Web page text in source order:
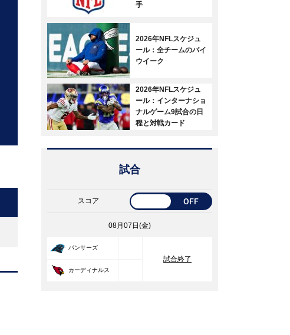
手
2026年NFLスケジュ
ール：全チームのバイ
ウイーク
2026年NFLスケジュ
ール：インターナショ
ナルゲーム9試合の日
程と対戦カード
試合
スコア OFF
08月07日(金)
パンサーズ
試合終了
カーディナルス